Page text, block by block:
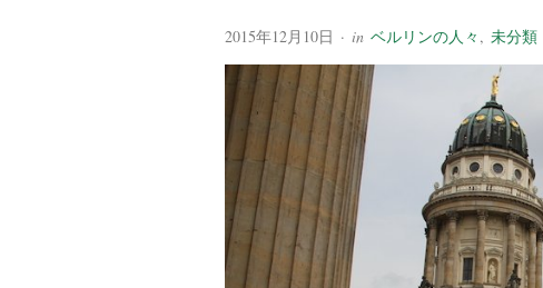
2015年12月10日 · in ベルリンの人々 , 未分類